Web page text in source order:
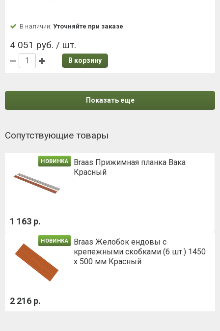
В наличии: Уточняйте при заказе
4 051 руб. / шт.
В корзину
Показать еще
Сопутствующие товары
НОВИНКА
Braas Прижимная планка Вака
Красный
1 163 р.
НОВИНКА
Braas Желобок ендовы с
крепежными скобками (6 шт.) 1450
х 500 мм Красный
2 216 р.